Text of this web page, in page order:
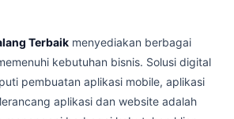
Terbaik menyediakan berbagai
kebutuhan bisnis. Solusi digital
pembuatan aplikasi mobile, aplikasi
aplikasi dan website adalah